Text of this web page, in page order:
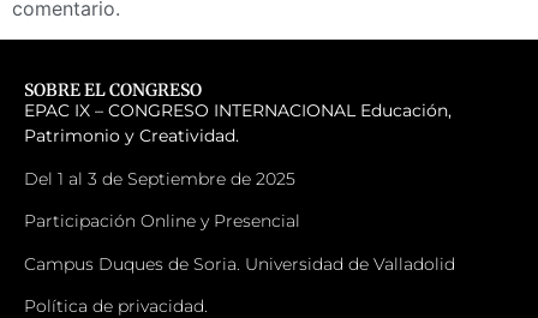
comentario.
SOBRE EL CONGRESO
EPAC IX – CONGRESO INTERNACIONAL Educación,
Patrimonio y Creatividad.
Del 1 al 3 de Septiembre de 2025
Participación Online y Presencial
Campus Duques de Soria. Universidad de Valladolid
Política de privacidad.